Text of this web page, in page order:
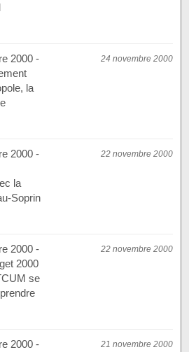
24 novembre 2000
2000 -
la
22 novembre 2000
2000 -
la
Soprin
22 novembre 2000
2000 -
2000
se
21 novembre 2000
2000 -